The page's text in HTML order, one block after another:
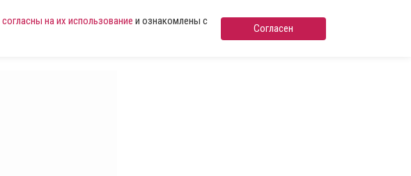
согласны на их использование и ознакомлены с
Согласен